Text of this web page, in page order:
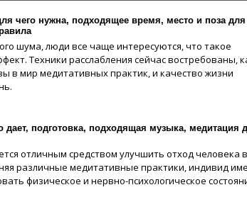
чего нужна, подходящее время, место и поза для
шума, люди все чаще интересуются, что такое
Техники расслабления сейчас востребованы,
в мир медитативных практик, и качество жизни
дает, подготовка, подходящая музыка, медитация
отличным средством улучшить отход человека в
различные медитативные практики, индивид
физическое и нервно-психологическое